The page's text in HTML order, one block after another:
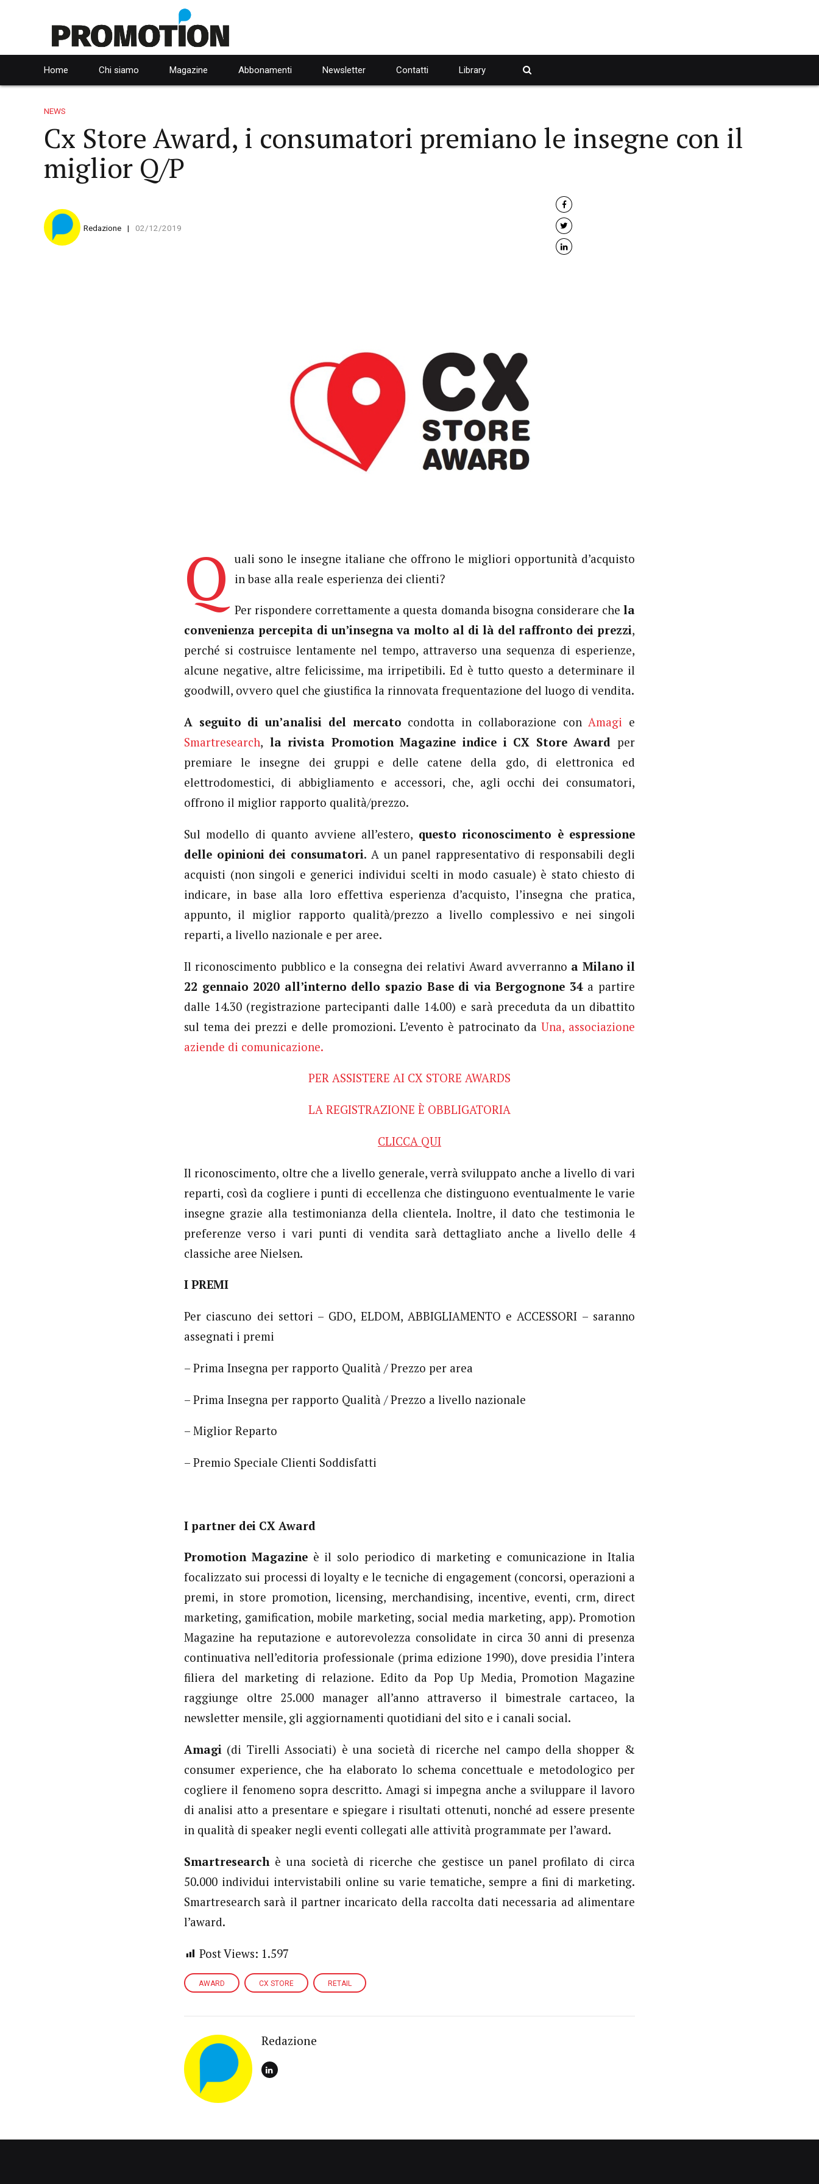
Home Chi siamo Magazine Abbonamenti Newsletter Contatti Library
NEWS
Cx Store Award, i consumatori premiano le insegne con il
miglior Q/P
Redazione 02/12/2019
Q
uali sono le insegne italiane che offrono le migliori opportunità d’acquisto
in base alla reale esperienza dei clienti?
Per rispondere correttamente a questa domanda bisogna considerare che la
convenienza percepita di un’insegna va molto al di là del raffronto dei prezzi,
perché si costruisce lentamente nel tempo, attraverso una sequenza di esperienze,
alcune negative, altre felicissime, ma irripetibili. Ed è tutto questo a determinare il
goodwill, ovvero quel che giustifica la rinnovata frequentazione del luogo di vendita.
A seguito di un’analisi del mercato condotta in collaborazione conAmagi e
Smartresearch, la rivista Promotion Magazine indice i CX Store Award per
premiare le insegne dei gruppi e delle catene della gdo, di elettronica ed
elettrodomestici, di abbigliamento e accessori, che, agli occhi dei consumatori,
offrono il miglior rapporto qualità/prezzo.
Sul modello di quanto avviene all’estero, questo riconoscimento è espressione
delle opinioni dei consumatori. A un panel rappresentativo di responsabili degli
acquisti (non singoli e generici individui scelti in modo casuale) è stato chiesto di
indicare, in base alla loro effettiva esperienza d’acquisto, l’insegna che pratica,
appunto, il miglior rapporto qualità/prezzo a livello complessivo e nei singoli
reparti, a livello nazionale e per aree.
Il riconoscimento pubblico e la consegna dei relativi Award avverranno a Milano il
22 gennaio 2020 all’interno dello spazio Base di via Bergognone 34a partire
dalle 14.30 (registrazione partecipanti dalle 14.00) e sarà preceduta da un dibattito
sul tema dei prezzi e delle promozioni. L’evento è patrocinato da Una, associazione
aziende di comunicazione.
PER ASSISTERE AI CX STORE AWARDS
LA REGISTRAZIONE È OBBLIGATORIA
CLICCA QUI
Il riconoscimento, oltre che a livello generale, verrà sviluppato anche a livello di vari
reparti, così da cogliere i punti di eccellenza che distinguono eventualmente le varie
insegne grazie alla testimonianza della clientela. Inoltre, il dato che testimonia le
preferenze verso i vari punti di vendita sarà dettagliato anche a livello delle 4
classiche aree Nielsen.
I PREMI
Per ciascuno dei settori – GDO, ELDOM, ABBIGLIAMENTO e ACCESSORI – saranno
assegnati i premi
– Prima Insegna per rapporto Qualità / Prezzo per area
– Prima Insegna per rapporto Qualità / Prezzo a livello nazionale
– Miglior Reparto
– Premio Speciale Clienti Soddisfatti
I partner dei CX Award
Promotion Magazineè il solo periodico di marketing e comunicazione in Italia
focalizzato sui processi di loyalty e le tecniche di engagement (concorsi, operazioni a
premi, in store promotion, licensing, merchandising, incentive, eventi, crm, direct
marketing, gamification, mobile marketing, social media marketing, app). Promotion
Magazine ha reputazione e autorevolezza consolidate in circa 30 anni di presenza
continuativa nell’editoria professionale (prima edizione 1990), dove presidia l’intera
filiera del marketing di relazione. Edito da Pop Up Media, Promotion Magazine
raggiunge oltre 25.000 manager all’anno attraverso il bimestrale cartaceo, la
newsletter mensile, gli aggiornamenti quotidiani del sito e i canali social.
Amagi (di Tirelli Associati) è una società di ricerche nel campo della shopper &
consumer experience, che ha elaborato lo schema concettuale e metodologico per
cogliere il fenomeno sopra descritto. Amagi si impegna anche a sviluppare il lavoro
di analisi atto a presentare e spiegare i risultati ottenuti, nonché ad essere presente
in qualità di speaker negli eventi collegati alle attività programmate per l’award.
Smartresearch è una società di ricerche che gestisce un panel profilato di circa
50.000 individui intervistabili online su varie tematiche, sempre a fini di marketing.
Smartresearch sarà il partner incaricato della raccolta dati necessaria ad alimentare
l’award.
Post Views: 1.597
AWARD CX STORE RETAIL
Redazione